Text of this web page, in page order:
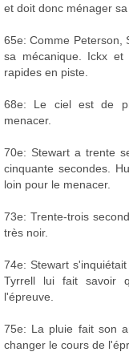
et doit donc ménager
65e: Comme Peterson,
sa mécanique. Ickx et
rapides en piste.
68e: Le ciel est de
menacer.
70e: Stewart a trente
cinquante secondes.
loin pour le menacer.
73e: Trente-trois
très noir.
74e: Stewart
Tyrrell lui fait savoir
l'épreuve.
75e: La pluie fait son
changer le cours de